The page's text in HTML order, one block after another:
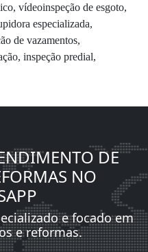
vídeoinspeção de esgoto,
especializada,
de vazamentos,
inspeção predial,
DE
NO
e focado em
e reformas.